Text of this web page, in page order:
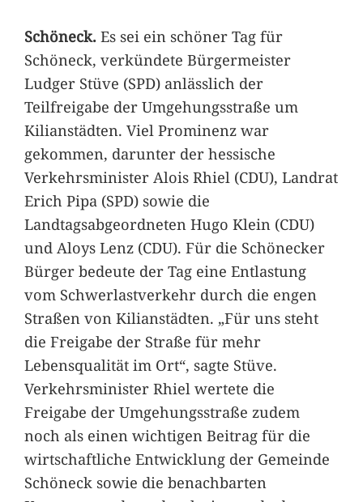
Schöneck.Es sei ein schöner Tag für
Schöneck, verkündete Bürgermeister
Ludger Stüve (SPD) anlässlich der
Teilfreigabe der Umgehungsstraße um
Kilianstädten. Viel Prominenz war
gekommen, darunter der hessische
Verkehrsminister Alois Rhiel (CDU), Landrat
Erich Pipa (SPD) sowie die
Landtagsabgeordneten Hugo Klein (CDU)
und Aloys Lenz (CDU). Für die Schönecker
Bürger bedeute der Tag eine Entlastung
vom Schwerlastverkehr durch die engen
Straßen von Kilianstädten. „Für uns steht
die Freigabe der Straße für mehr
Lebensqualität im Ort“, sagte Stüve.
Verkehrsminister Rhiel wertete die
Freigabe der Umgehungsstraße zudem
noch als einen wichtigen Beitrag für die
wirtschaftliche Entwicklung der Gemeinde
Schöneck sowie die benachbarten